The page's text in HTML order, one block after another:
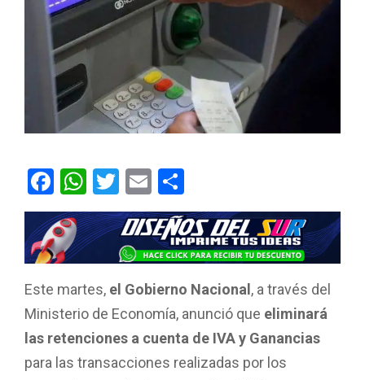
F
a
ce
b
o
o
k
W
h
at
s
A
p
p
T
wi
tt
er
E
m
ail
o
m
p
ar
tir
Este martes, el Gobierno Nacional , a través del
Ministerio de Economía, anunció que eliminará
las retenciones a cuenta de IVA y Ganancias
para las transacciones realizadas por los